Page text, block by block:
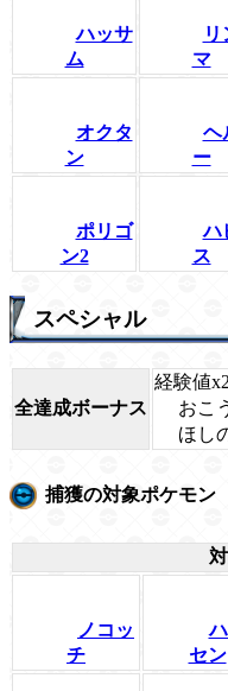
ハッサ
ム
リ
マ
オクタ
ン
ヘ
ー
ポリゴ
ン2
ハ
ス
スペシャル
全達成ボーナス
経験値
おこ
ほし
捕獲の対象ポケモン
ノコッ
チ
セン